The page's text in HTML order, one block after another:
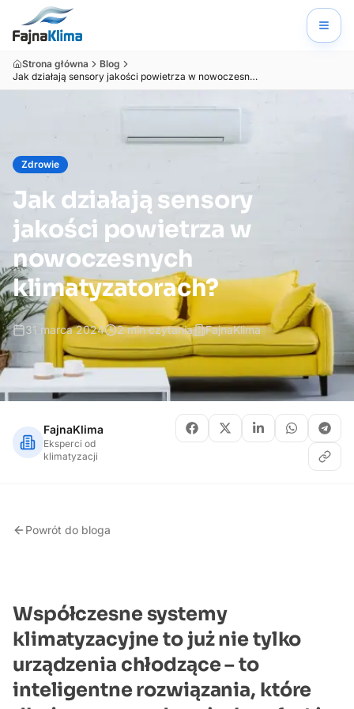
Strona główna
Blog
Jak działają sensory jakości powietrza w nowoczesnych klimatyzatorach?
Zdrowie
Jak działają sensory
jakości powietrza w
nowoczesnych
klimatyzatorach?
31 marca 2024 2min czytania FajnaKlima
FajnaKlima
Eksperci od
klimatyzacji
Powrót do bloga
Współczesne systemy
klimatyzacyjne to już nie tylko
urządzenia chłodzące – to
inteligentne rozwiązania, które